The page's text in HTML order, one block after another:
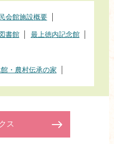
会館施設概要
書館 最上徳内記念館
・農村伝承の家
ス